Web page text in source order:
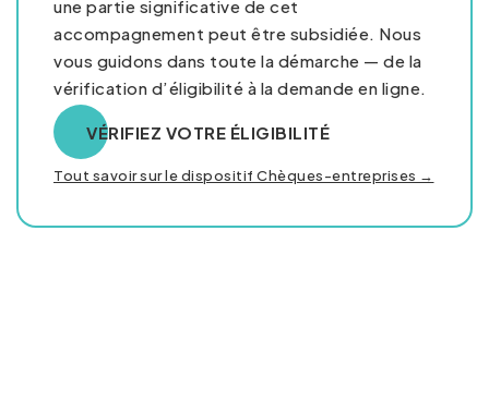
une partie significative de cet
accompagnement peut être subsidiée. Nous
vous guidons dans toute la démarche — de la
vérification d’éligibilité à la demande en ligne.
VÉRIFIEZ VOTRE ÉLIGIBILITÉ
Tout savoir sur le dispositif Chèques-entreprises →